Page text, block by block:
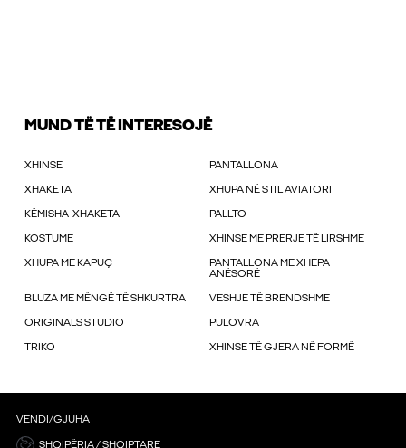
MUND TË TË INTERESOJË
XHINSE PANTALLONA
XHAKETA XHUPA NË STIL AVIATORI
KËMISHA-XHAKETA PALLTO
KOSTUME XHINSE ME PRERJE TË LIRSHME
XHUPA ME KAPUÇ
PANTALLONA ME XHEPA
ANËSORË
BLUZA ME MËNGË TË SHKURTRA VESHJE TË BRENDSHME
ORIGINALS STUDIO PULOVRA
TRIKO XHINSE TË GJERA NË FORMË
VENDI/GJUHA
SHQIPËRIA / SHQIPTARE